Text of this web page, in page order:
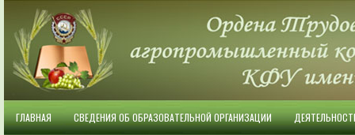
ГЛАВНАЯ СВЕДЕНИЯ ОБ ОБРАЗОВАТЕЛЬНОЙ ОРГАНИЗАЦИИ